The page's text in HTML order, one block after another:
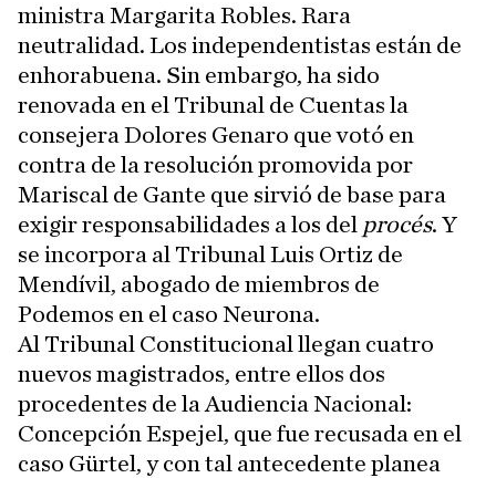
ministra Margarita Robles. Rara
neutralidad. Los independentistas están de
enhorabuena. Sin embargo, ha sido
renovada en el Tribunal de Cuentas la
consejera Dolores Genaro que votó en
contra de la resolución promovida por
Mariscal de Gante que sirvió de base para
exigir responsabilidades a los del procés. Y
se incorpora al Tribunal Luis Ortiz de
Mendívil, abogado de miembros de
Podemos en el caso Neurona.
Al Tribunal Constitucional llegan cuatro
nuevos magistrados, entre ellos dos
procedentes de la Audiencia Nacional:
Concepción Espejel, que fue recusada en el
caso Gürtel, y con tal antecedente planea